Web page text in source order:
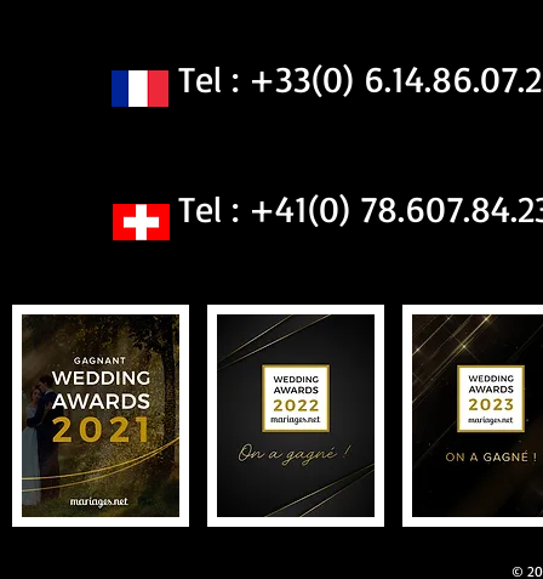
Tel : +33(0)
Tel : +41(0)
©